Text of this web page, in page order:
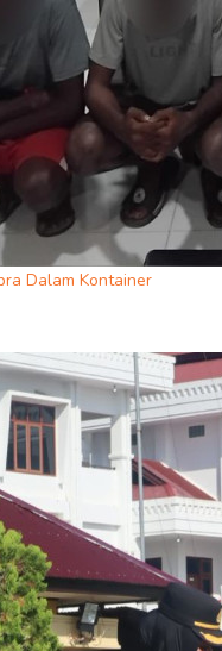
Dalam Kontainer